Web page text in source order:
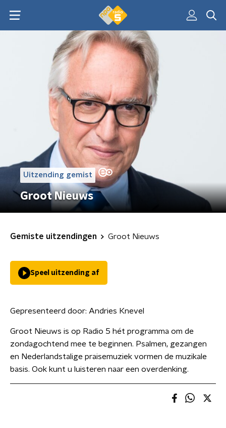
Uitzending gemist
Groot Nieuws
Gemiste uitzendingen Groot Nieuws
Speel uitzending af
Gepresenteerd door: Andries Knevel
Groot Nieuws is op Radio 5 hét programma om de
zondagochtend mee te beginnen. Psalmen, gezangen
en Nederlandstalige praisemuziek vormen de muzikale
basis. Ook kunt u luisteren naar een overdenking.